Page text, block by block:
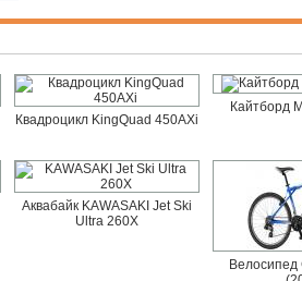
Квадроцикл KingQuad 450AXi
Кайтборд
Аквабайк KAWASAKI Jet Ski
Ultra 260X
Велосипед